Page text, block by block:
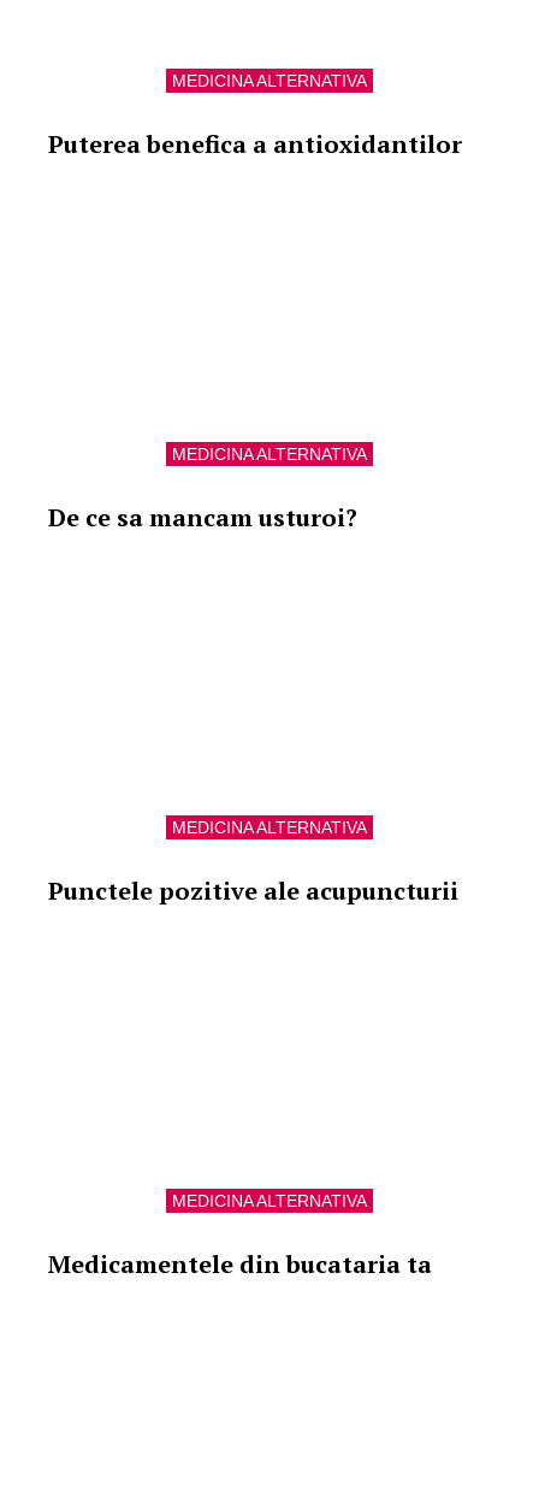
MEDICINA ALTERNATIVA
Puterea benefica a antioxidantilor
MEDICINA ALTERNATIVA
De ce sa mancam usturoi?
MEDICINA ALTERNATIVA
Punctele pozitive ale acupuncturii
MEDICINA ALTERNATIVA
Medicamentele din bucataria ta